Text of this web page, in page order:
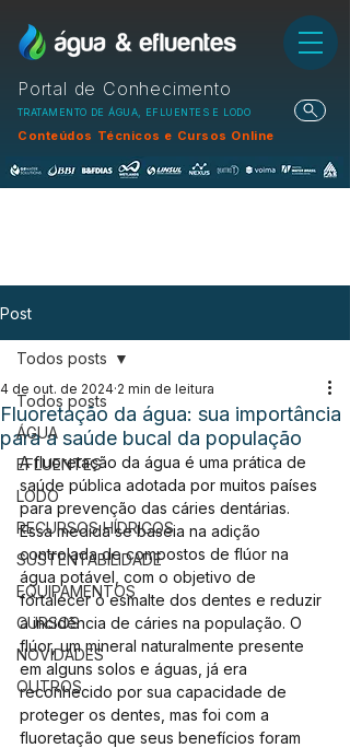
Portal de Conhecimento
TRATAMENTO DE ÁGUA, EFLUENTES E LODO
Conteúdos Técnicos e Cursos Online
Post
Todos posts
ÁGUA
EFLUENTES
LODO
RECURSOS HÍDRICOS
SUSTENTABILIDADE
EQUIPAMENTOS
CURSOS
NOVIDADES
OUTROS
Todos posts
Fluoretação da água: sua importância
para a saúde bucal da população
4 de out. de 2024 2 min de leitura
A fluoretação da água é uma prática de
saúde pública adotada por muitos países
para prevenção das cáries dentárias.
Essa medida se baseia na adição
controlada de compostos de flúor na
água potável, com o objetivo de
fortalecer o esmalte dos dentes e reduzir
a incidência de cáries na população. O
flúor, um mineral naturalmente presente
em alguns solos e águas, já era
reconhecido por sua capacidade de
proteger os dentes, mas foi com a
fluoretação que seus benefícios foram